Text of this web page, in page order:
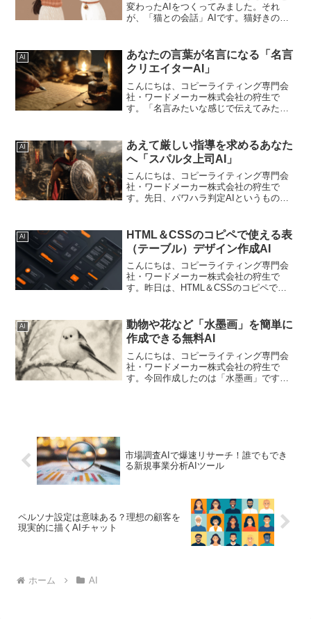
変わったAIをつくってみました。それ
が、「猫との会話」AIです。猫好きのた
に画像をつくるので、コミュニケーショ
ンには大変時間がかか...
AI
あなたの言葉が名言になる「名言
クリエイターAI」
こんにちは、コピーライティング専門会
社・ワードメーカー株式会社の狩生で
す。「名言みたいな感じで伝えてみたい
言のようなことが伝えられたら…と、と
きどき思うことがあります。...
AI
あえて厳しい指導を求めるあなた
へ「スパルタ上司AI」
こんにちは、コピーライティング専門会
社・ワードメーカー株式会社の狩生で
す。先日、パワハラ判定AIというものを
かと思い、スパルタ上司AIというものを
今度はつくってみました...
AI
HTML＆CSSのコピペで使える表
（テーブル）デザイン作成AI
こんにちは、コピーライティング専門会
社・ワードメーカー株式会社の狩生で
す。昨日は、HTML＆CSSのコピペで使
ジョンです。これも意外と制作の現場で
は使えるものなんです...
AI
動物や花など「水墨画」を簡単に
作成できる無料AI
こんにちは、コピーライティング専門会
社・ワードメーカー株式会社の狩生で
す。今回作成したのは「水墨画」です。
市場調査AIで爆速リサーチ！誰でもでき
る新規事業分析AIツール
ペルソナ設定は意味ある？理想の顧客を
現実的に描くAIチャット
ホーム AI